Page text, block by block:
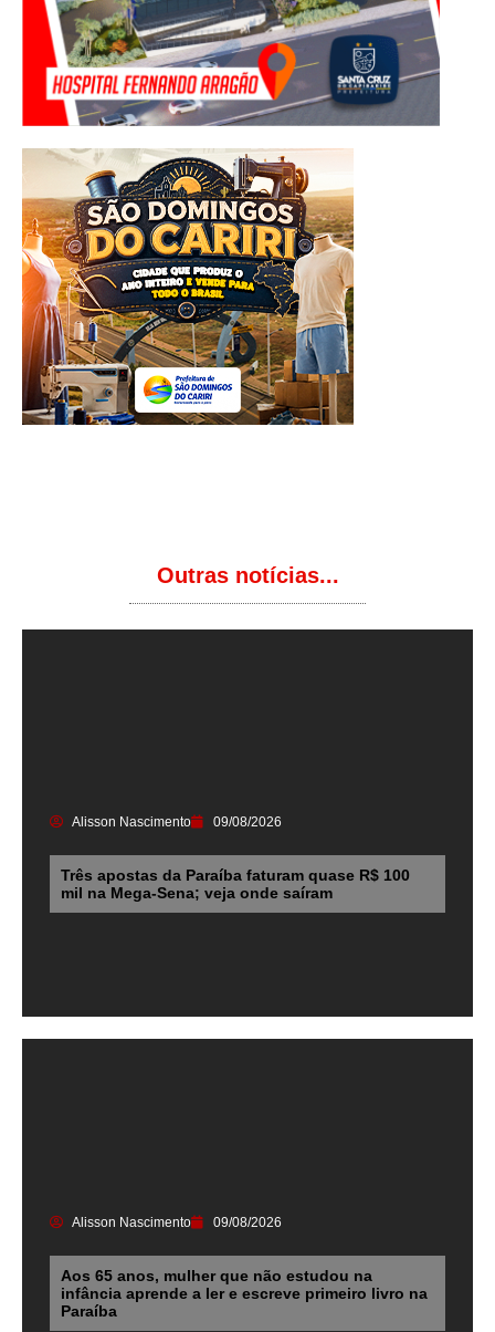
Outras notícias...
Alisson Nascimento 09/08/2026
Três apostas da Paraíba faturam quase R$ 100
mil na Mega-Sena; veja onde saíram
Alisson Nascimento 09/08/2026
Aos 65 anos, mulher que não estudou na
infância aprende a ler e escreve primeiro livro na
Paraíba